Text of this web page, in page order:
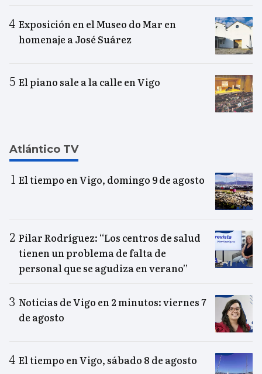
Exposición en el Museo do Mar en
homenaje a José Suárez
El piano sale a la calle en Vigo
Atlántico TV
El tiempo en Vigo, domingo 9 de agosto
Pilar Rodríguez: “Los centros de salud
tienen un problema de falta de
personal que se agudiza en verano”
Noticias de Vigo en 2 minutos: viernes 7
de agosto
El tiempo en Vigo, sábado 8 de agosto